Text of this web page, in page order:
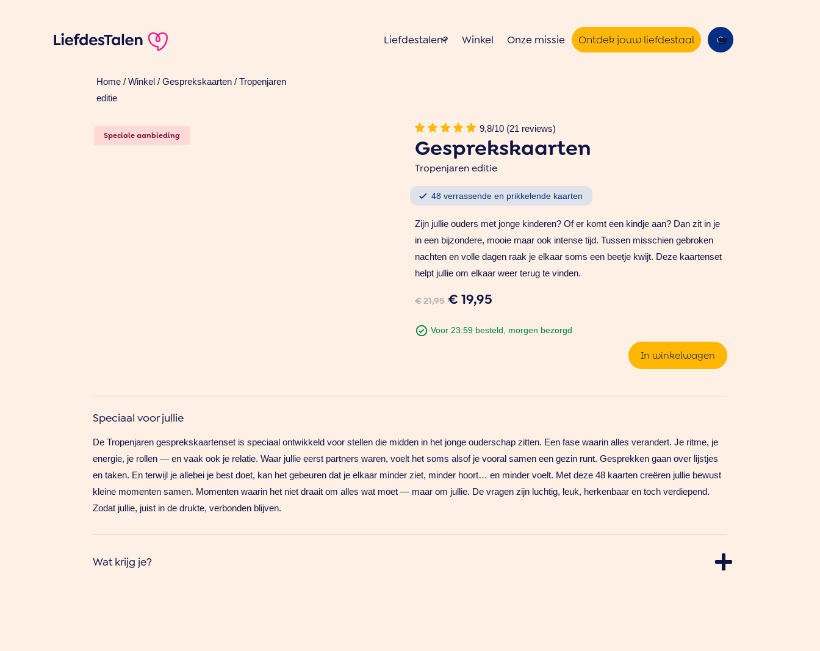
Liefdestalen? Winkel Onze missie Ontdek jouw liefdestaal
Home/ Winkel/ Gesprekskaarten/ Tropenjaren
editie
Speciale aanbieding
9,8/10 (21 reviews)
Gesprekskaarten
Tropenjaren editie
48 verrassende en prikkelende kaarten
Zijn jullie ouders met jonge kinderen? Of er komt een kindje aan? Dan zit in je
in een bijzondere, mooie maar ook intense tijd. Tussen misschien gebroken
nachten en volle dagen raak je elkaar soms een beetje kwijt. Deze kaartenset
helpt jullie om elkaar weer terug te vinden.
€21,95 Oorspronkelijke
was:
€ 19,95
is:
Voor 23:59 besteld, morgen bezorgd
In winkelwagen
Speciaal voor jullie
De Tropenjaren gesprekskaartenset is speciaal ontwikkeld voor stellen die midden in het jonge ouderschap zitten. Een fase waarin alles verandert. Je ritme, je
energie, je rollen — en vaak ook je relatie. Waar jullie eerst partners waren, voelt het soms alsof je vooral samen een gezin runt. Gesprekken gaan over lijstjes
en taken. En terwijl je allebei je best doet, kan het gebeuren dat je elkaar minder ziet, minder hoort… en minder voelt. Met deze 48 kaarten creëren jullie bewust
kleine momenten samen. Momenten waarin het niet draait om alles wat moet — maar om jullie. De vragen zijn luchtig, leuk, herkenbaar en toch verdiepend.
Zodat jullie, juist in de drukte, verbonden blijven.
Wat krijg je?